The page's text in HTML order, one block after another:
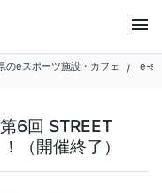
menu
のeスポーツ施設・カフェ e-
6回 STREET
（開催終了）